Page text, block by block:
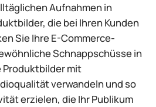
Aufnahmen in
die bei Ihren Kunden
Sie Ihre E-Commerce-
Schnappschüsse in
mit
verwandeln und so
erzielen, die Ihr Publikum